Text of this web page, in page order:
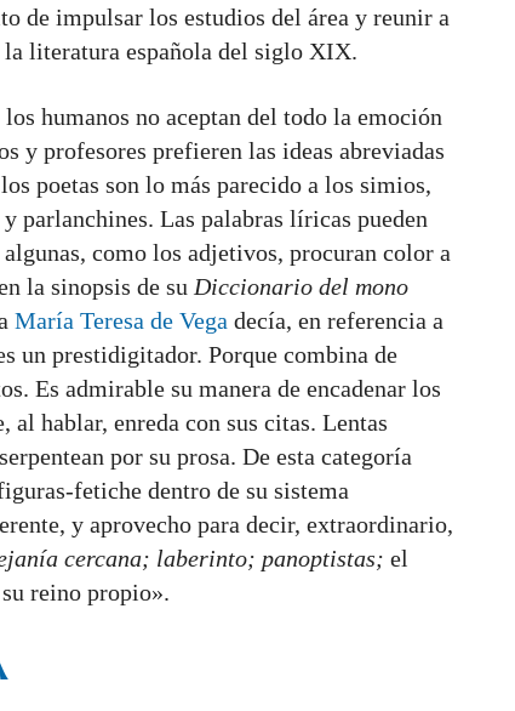
de impulsar los estudios del área y reunir a
la literatura española del siglo XIX.
humanos no aceptan del todo la emoción
y profesores prefieren las ideas abreviadas
poetas son lo más parecido a los simios,
parlanchines. Las palabras líricas pueden
como los adjetivos, procuran color a
la sinopsis de su Diccionario del mono
María Teresa de Vega decía, en referencia a
un prestidigitador. Porque combina de
Es admirable su manera de encadenar los
hablar, enreda con sus citas. Lentas
por su prosa. De esta categoría
fetiche dentro de su sistema
y aprovecho para decir, extraordinario,
cercana; laberinto; panoptistas; el
reino propio».